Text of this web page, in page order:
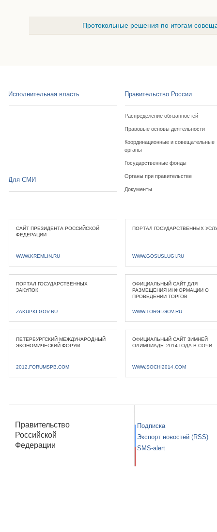
Протокольные решения по итогам
Исполнительная власть Правительство России
Распределение обязанностей
Правовые основы деятельности
Координационные и совещательные
органы
Государственные фонды
Органы при правительстве
Документы
Для СМИ
САЙТ ПРЕЗИДЕНТА РОССИЙСКОЙ
ФЕДЕРАЦИИ
WWW.KREMLIN.RU
ПОРТАЛ ГОСУДАРСТВЕННЫХ
WWW.GOSUSLUGI.RU
ПОРТАЛ ГОСУДАРСТВЕННЫХ
ЗАКУПОК
ZAKUPKI.GOV.RU
ОФИЦИАЛЬНЫЙ САЙТ ДЛЯ
РАЗМЕЩЕНИЯ ИНФОРМАЦИИ О
ПРОВЕДЕНИИ ТОРГОВ
WWW.TORGI.GOV.RU
ПЕТЕРБУРГСКИЙ МЕЖДУНАРОДНЫЙ
ЭКОНОМИЧЕСКИЙ ФОРУМ
2012.FORUMSPB.COM
ОФИЦИАЛЬНЫЙ САЙТ ЗИМНЕЙ
ОЛИМПИАДЫ 2014 ГОДА В СОЧИ
WWW.SOCHI2014.COM
Правительство
Российской
Федерации
Подписка
Экспорт новостей (RSS)
SMS-alert